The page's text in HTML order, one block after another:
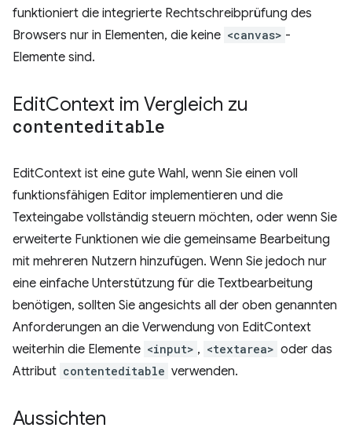
funktioniert die integrierte Rechtschreibprüfung des
Browsers nur in Elementen, die keine <canvas> -
Elemente sind.
EditContext im Vergleich zu
contenteditable
EditContext ist eine gute Wahl, wenn Sie einen voll
funktionsfähigen Editor implementieren und die
Texteingabe vollständig steuern möchten, oder wenn Sie
erweiterte Funktionen wie die gemeinsame Bearbeitung
mit mehreren Nutzern hinzufügen. Wenn Sie jedoch nur
eine einfache Unterstützung für die Textbearbeitung
benötigen, sollten Sie angesichts all der oben genannten
Anforderungen an die Verwendung von EditContext
weiterhin die Elemente <input> , <textarea> oder das
Attribut contenteditable verwenden.
Aussichten